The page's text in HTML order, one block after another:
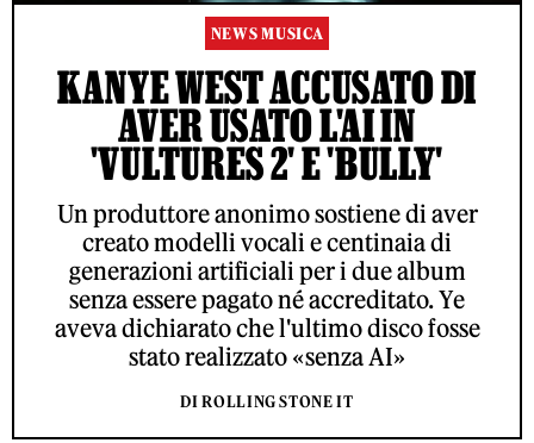
NEWS MUSICA
KANYE WEST ACCUSATO DI
AVER USATO L'AI IN
'VULTURES 2' E 'BULLY'
Un produttore anonimo sostiene di aver
creato modelli vocali e centinaia di
generazioni artificiali per i due album
senza essere pagato né accreditato. Ye
aveva dichiarato che l'ultimo disco fosse
stato realizzato «senza AI»
DI ROLLING STONE IT